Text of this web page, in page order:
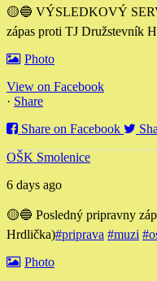
🟡🔵 VÝSLEDKOVÝ
zápas proti TJ Družstevník
Photo
View on Facebook
· Share
Share on Facebook
OŠK Smolenice
6 days ago
🟡🔵 Posledný pripravny
Hrdlička)#priprava #muzi
Photo